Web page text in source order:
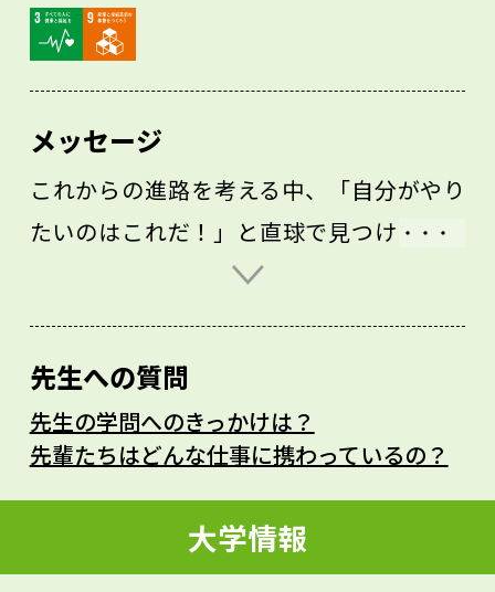
メッセージ
これからの進路を考える中、「自分がやり
たいのはこれだ！」と直球で見つけられる
人はそう多くはないでしょう。そんな中で
でいけるような、頭が柔らかくエネルギー
のある人が将来伸びていくと思います。そ
して興味を持ったら自分で情報を探しにい
私たちの研究している医用超音波工学は、
超音波で人間の体内を調べる身近でおもし
先生への質問
先生の学問へのきっかけは？
先輩たちはどんな仕事に携わっているの？
大学情報